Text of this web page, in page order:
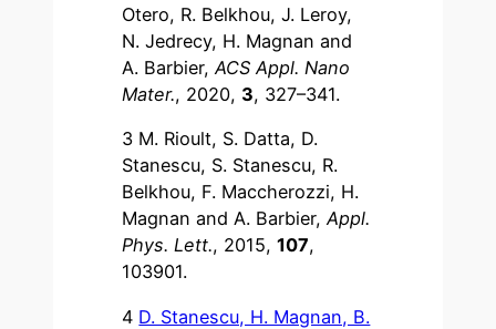
Otero, R. Belkhou, J. Leroy,
N. Jedrecy, H. Magnan and
A. Barbier,ACS Appl. Nano
Mater., 2020, 3, 327–341.
3 M. Rioult, S. Datta, D.
Stanescu, S. Stanescu, R.
Belkhou, F. Maccherozzi, H.
Magnan and A. Barbier,Appl.
Phys. Lett., 2015,107,
103901.
4 D. Stanescu, H. Magnan, B.